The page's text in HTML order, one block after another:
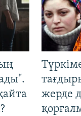
жерде